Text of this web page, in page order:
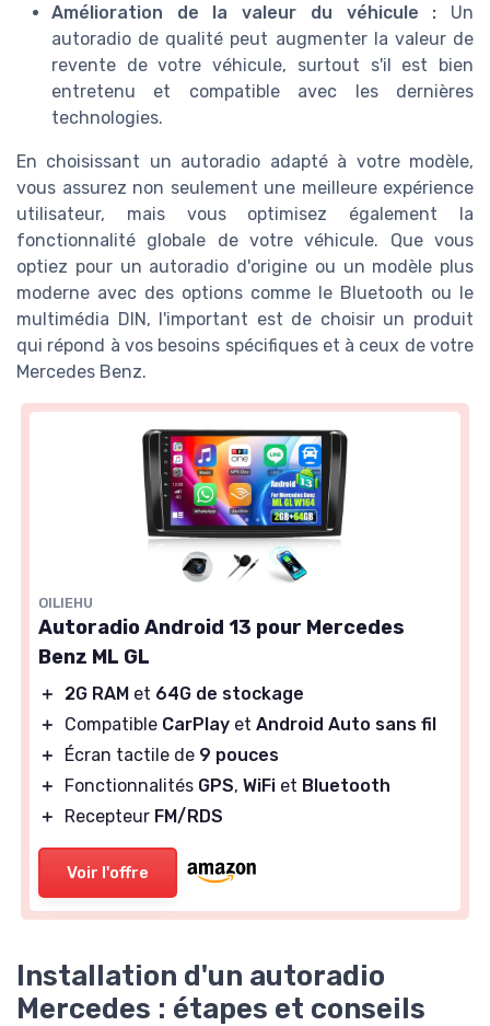
Amélioration de la valeur du véhicule : Un
autoradio de qualité peut augmenter la valeur de
revente de votre véhicule, surtout s'il est bien
entretenu et compatible avec les dernières
technologies.
En choisissant un autoradio adapté à votre modèle,
vous assurez non seulement une meilleure expérience
utilisateur, mais vous optimisez également la
fonctionnalité globale de votre véhicule. Que vous
optiez pour un autoradio d'origine ou un modèle plus
moderne avec des options comme le Bluetooth ou le
multimédia DIN, l'important est de choisir un produit
qui répond à vos besoins spécifiques et à ceux de votre
Mercedes Benz.
OILIEHU
Autoradio Android 13 pour Mercedes
Benz ML GL
＋ 2G RAM et 64G de stockage
＋
Compatible CarPlay et Android Auto sans fil
＋
Écran tactile de 9 pouces
＋
Fonctionnalités GPS, WiFi et Bluetooth
＋
Recepteur FM/RDS
Voir l'offre
Installation d'un autoradio
Mercedes : étapes et conseils